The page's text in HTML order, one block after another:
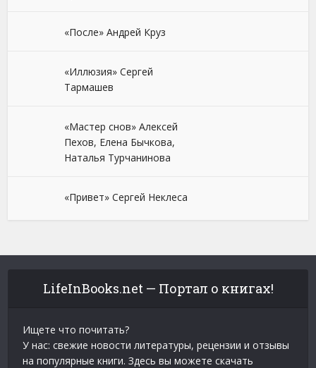
«После» Андрей Круз
«Иллюзия» Сергей
Тармашев
«Мастер снов» Алексей
Пехов, Елена Бычкова,
Наталья Турчанинова
«Привет» Сергей Неклеса
LifeInBooks.net — Портал о книгах!
Ищете что почитать?
У нас: свежие новости литературы, рецензии и отзывы
на популярные книги. Здесь вы можете скачать